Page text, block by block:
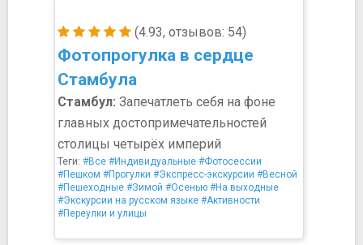
(4.93, отзывов: 54)
Фотопрогулка в сердце
Стамбула
Стамбул: Запечатлеть себя на фоне
главных достопримечательностей
столицы четырёх империй
Теги: #Все #Индивидуальные #Фотосессии
#Пешком #Прогулки #Экспресс-экскурсии #Весной
#Пешеходные #Зимой #Осенью #На выходные
#Экскурсии на русском языке #Активности
#Переулки и улицы